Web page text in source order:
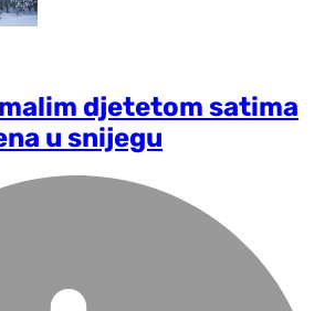
djetetom satima
u snijegu